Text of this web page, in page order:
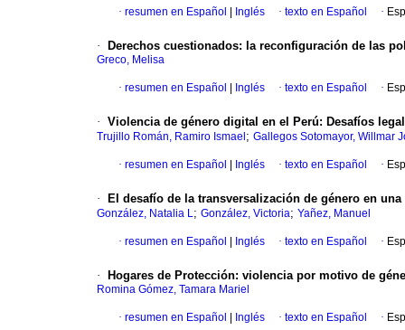
· resumen en Español Inglés · texto en Español ·
· Derechos cuestionados: la reconfiguración de las
Greco, Melisa
· resumen en Español Inglés · texto en Español ·
· Violencia de género digital en el Perú: Desafíos
Trujillo Román, Ramiro Ismael ; Gallegos Sotomayor, Willmar
· resumen en Español Inglés · texto en Español ·
· El desafío de la transversalización de género en
González, Natalia L; González, Victoria; Yañez, Manuel
· resumen en Español Inglés · texto en Español ·
· Hogares de Protección: violencia por motivo de
Romina Gómez, Tamara Mariel
· resumen en Español Inglés · texto en Español ·